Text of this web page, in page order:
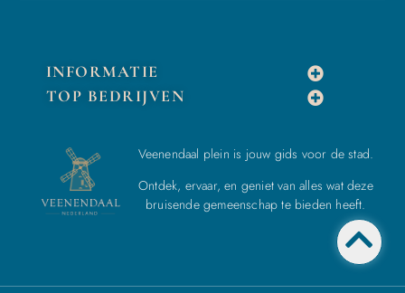
INFORMATIE
TOP BEDRIJVEN
Veenendaal plein is jouw gids voor de stad.
Ontdek, ervaar, en geniet van alles wat deze
bruisende gemeenschap te bieden heeft.